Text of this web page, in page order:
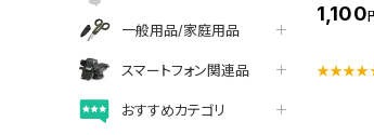
一般用品/家庭用品
スマートフォン関連品
おすすめカテゴリ
1,100